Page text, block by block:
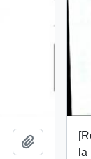
Add to